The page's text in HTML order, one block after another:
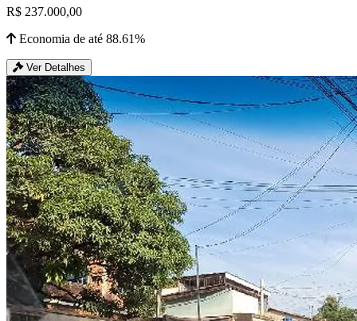
R$ 237.000,00
Economia de até 88.61%
Ver Detalhes